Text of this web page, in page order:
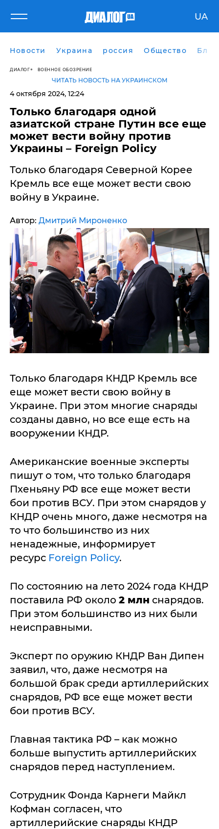
UA
Новости Украина россия Общество
ДИАЛОГ ВОЕННОЕ ОБОЗРЕНИЕ
ЧИТАТЬ НОВОСТЬ НА УКРАИНСКОМ
4 октября 2024, 12:24
​Только благодаря одной
азиатской стране Путин все еще
может вести войну против
Украины – Foreign Policy
Только благодаря Северной Корее
Кремль все еще может вести свою
войну в Украине.
Автор: Дмитрий Мироненко
Только благодаря КНДР Кремль все
еще может вести свою войну в
Украине. При этом многие снаряды
созданы давно, но все еще есть на
вооружении КНДР.
Американские военные эксперты
пишут о том, что только благодаря
Пхеньяну РФ все еще может вести
бои против ВСУ. При этом снарядов у
КНДР очень много, даже несмотря на
то что большинство из них
ненадежные, информирует
ресурс Foreign Policy.
По состоянию на лето 2024 года КНДР
поставила РФ около 2 млн снарядов.
При этом большинство из них были
неисправными.
Эксперт по оружию КНДР Ван Дипен
заявил, что, даже несмотря на
большой брак среди артиллерийских
снарядов, РФ все еще может вести
бои против ВСУ.
Главная тактика РФ – как можно
больше выпустить артиллерийских
снарядов перед наступлением.
Сотрудник Фонда Карнеги Майкл
Кофман согласен, что
артиллерийские снаряды КНДР